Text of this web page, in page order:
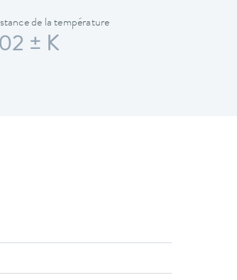
de la température
± K